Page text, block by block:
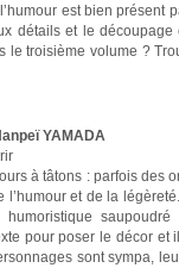
est bien présent
détails et le découpage
le troisième volume ?
YAMADA
à tâtons : parfois des
et de la
saupoudré
pour poser le décor et
sont sympa,